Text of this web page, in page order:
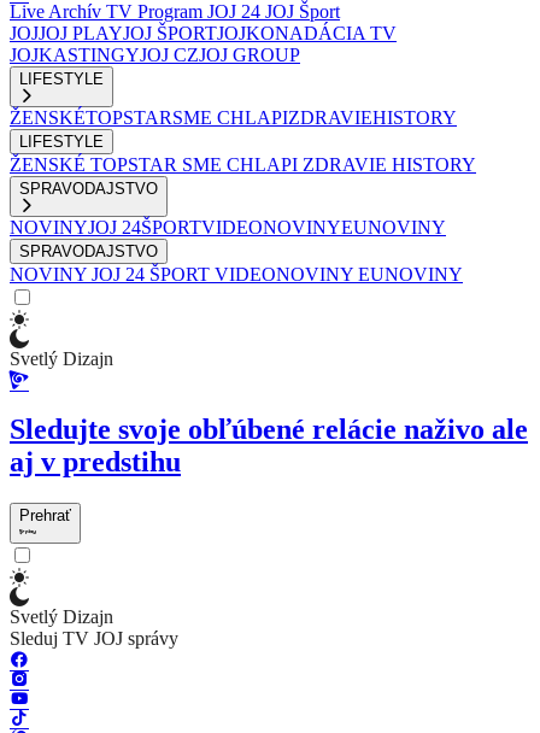
Live Archív TV Program JOJ 24 JOJ Šport
JOJJOJ PLAYJOJ ŠPORTJOJKONADÁCIA TV
JOJKASTINGYJOJ CZJOJ GROUP
LIFESTYLE
ŽENSKÉTOPSTARSME CHLAPIZDRAVIEHISTORY
LIFESTYLE
ŽENSKÉ TOPSTAR SME CHLAPI ZDRAVIE HISTORY
SPRAVODAJSTVO
NOVINYJOJ 24ŠPORTVIDEONOVINYEUNOVINY
SPRAVODAJSTVO
NOVINY JOJ 24 ŠPORT VIDEONOVINY EUNOVINY
Svetlý Dizajn
Sledujte svoje obľúbené relácie naživo ale
aj v predstihu
Prehrať
Svetlý Dizajn
Sleduj TV JOJ správy